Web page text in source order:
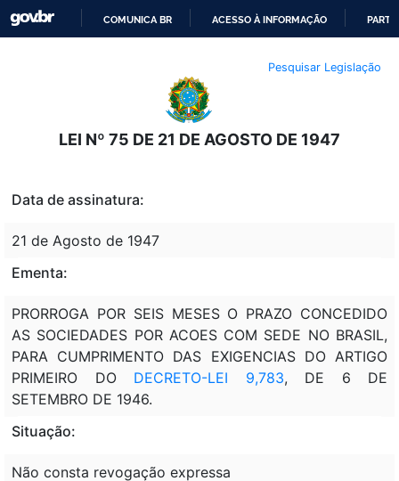
O
CONTEÚDO
COMUNICA BR ACESSO À INFORMAÇÃO
Pesquisar Legislação
LEI Nº 75 DE 21 DE AGOSTO DE 1947
Data de assinatura:
21 de Agosto de 1947
Ementa:
PRORROGA POR SEIS MESES O PRAZO CONCEDIDO
AS SOCIEDADES POR ACOES COM SEDE NO BRASIL,
PARA CUMPRIMENTO DAS EXIGENCIAS DO ARTIGO
PRIMEIRO DO DECRETO-LEI 9,783, DE 6 DE
SETEMBRO DE 1946.
Situação:
Não consta revogação expressa